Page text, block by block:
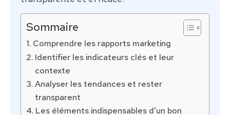
Sommaire
Comprendre les rapports marketing
Identifier les indicateurs clés et leur
contexte
Analyser les tendances et rester
transparent
Les éléments indispensables d’un bon